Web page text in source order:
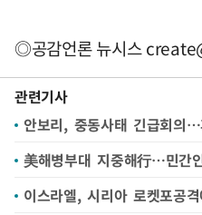
◎공감언론 뉴시스
관련기사
美해병부대 지중해行…민간
이스라엘, 시리아 로켓포공